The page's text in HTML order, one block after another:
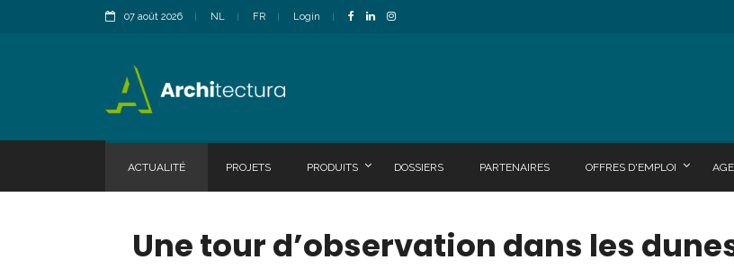
07 août 2026 NL FR Login
ACTUALITÉ PROJETS PRODUITS DOSSIERS PARTENAIRES OFFRES D'EMPLOI
Une tour d’observation dans les